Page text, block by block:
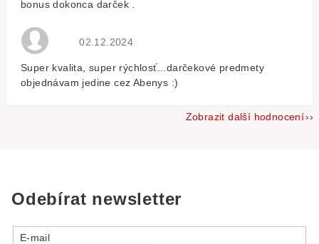
bonus dokonca darček .
Hodnocení obchodu je 5 z 5 hvězdiček.
02.12.2024
Super kvalita, super rýchlosť...darčekové predmety
objednávam jedine cez Abenys :)
Zobrazit další hodnocení
Odebírat newsletter
E-mail